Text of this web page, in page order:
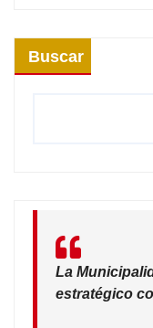
Buscar
La
estratégico